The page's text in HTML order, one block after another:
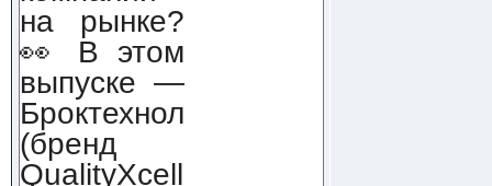
на рынке?
👀 В этом
выпуске —
Броктехнолоджи
(бренд
QualityXcellence):